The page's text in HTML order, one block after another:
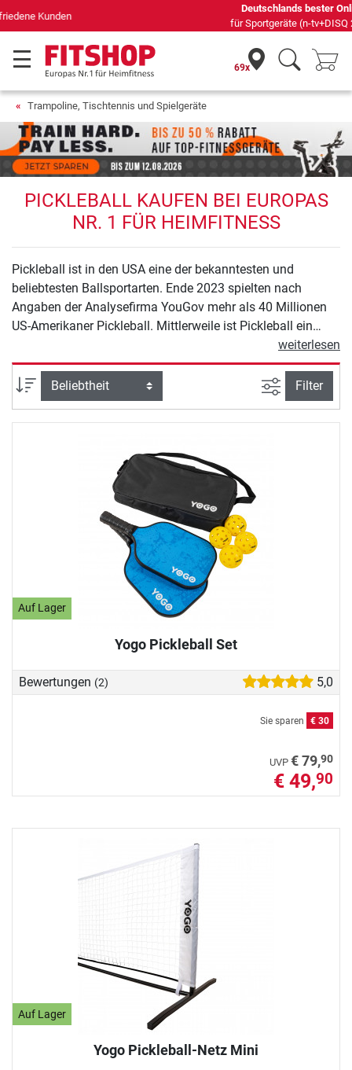
Deutschlands bester Online-Shop
für Sportgeräte (n-tv+DISQ 2016-2024)
69x
Trampoline, Tischtennis und Spielgeräte
PICKLEBALL KAUFEN BEI EUROPAS
NR. 1 FÜR HEIMFITNESS
Pickleball ist in den USA eine der bekanntesten und
beliebtesten Ballsportarten. Ende 2023 spielten nach
Angaben der Analysefirma YouGov mehr als 40 Millionen
US-Amerikaner Pickleball. Mittlerweile ist Pickleball ein
weltweites Phänomen und kommt auch in Deutschland in
vielen Privathaushalten sowie in Sportvereinen und
Jugendzentren an. Wenn auch Sie in die spannende
Trendsportart einsteigen wollen, haben wir für Sie im
Folgenden die wichtigsten Informationen
weiterlesen
Sortierung Ansicht
Filter
Auf Lager
Yogo Pickleball Set
Bewertungen (2) 5,0
Sie sparen € 30
UVP € 79,90
€ 49,90
Auf Lager
Yogo Pickleball-Netz Mini